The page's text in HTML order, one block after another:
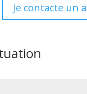
Je contacte un